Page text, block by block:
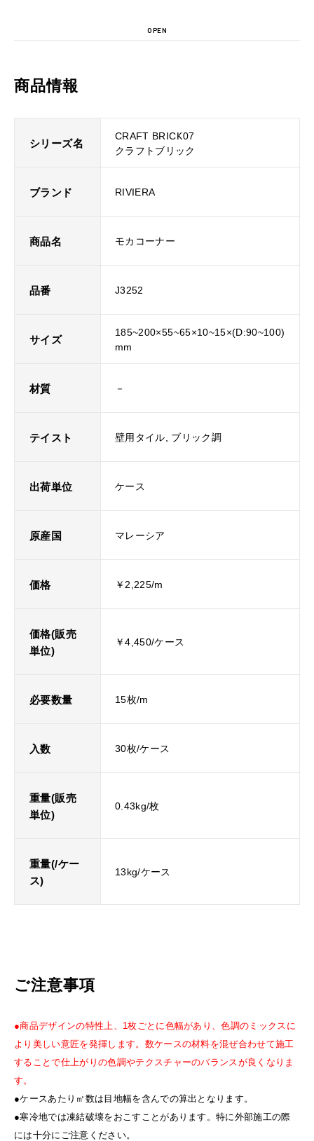
OPEN
商品情報
シリーズ名
CRAFT BRICK07
クラフトブリック
ブランド RIVIERA
商品名 モカコーナー
品番 J3252
サイズ
185~200×55~65×10~15×(D:90~100)
mm
材質 －
テイスト 壁用タイル, ブリック調
出荷単位 ケース
原産国 マレーシア
価格 ￥2,225/m
価格(販売
単位)
￥4,450/ケース
必要数量 15枚/m
入数 30枚/ケース
重量(販売
単位)
0.43kg/枚
重量(/ケー
ス)
13kg/ケース
ご注意事項
●商品デザインの特性上、1枚ごとに色幅があり、色調のミックスに
より美しい意匠を発揮します。数ケースの材料を混ぜ合わせて施工
することで仕上がりの色調やテクスチャーのバランスが良くなりま
す。
●ケースあたり㎡数は目地幅を含んでの算出となります。
●寒冷地では凍結破壊をおこすことがあります。特に外部施工の際
には十分にご注意ください。